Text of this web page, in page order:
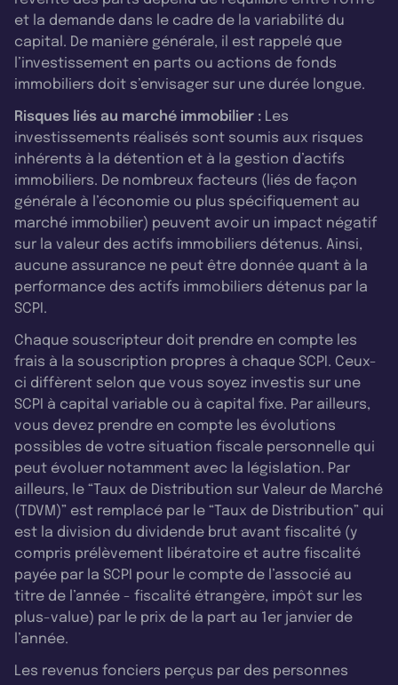
et la demande dans le cadre de la variabilité du
capital. De manière générale, il est rappelé que
l’investissement en parts ou actions de fonds
immobiliers doit s’envisager sur une durée longue.
Risques liés au marché immobilier : Les
investissements réalisés sont soumis aux risques
inhérents à la détention et à la gestion d’actifs
immobiliers. De nombreux facteurs (liés de façon
générale à l’économie ou plus spécifiquement au
marché immobilier) peuvent avoir un impact négatif
sur la valeur des actifs immobiliers détenus. Ainsi,
aucune assurance ne peut être donnée quant à la
performance des actifs immobiliers détenus par la
SCPI.
Chaque souscripteur doit prendre en compte les
frais à la souscription propres à chaque SCPI. Ceux-
ci diffèrent selon que vous soyez investis sur une
SCPI à capital variable ou à capital fixe. Par ailleurs,
vous devez prendre en compte les évolutions
possibles de votre situation fiscale personnelle qui
peut évoluer notamment avec la législation. Par
ailleurs, le “Taux de Distribution sur Valeur de Marché
(TDVM)” est remplacé par le “Taux de Distribution” qui
est la division du dividende brut avant fiscalité (y
compris prélèvement libératoire et autre fiscalité
payée par la SCPI pour le compte de l’associé au
titre de l’année - fiscalité étrangère, impôt sur les
plus-value) par le prix de la part au 1er janvier de
l’année.
Les revenus fonciers perçus par des personnes